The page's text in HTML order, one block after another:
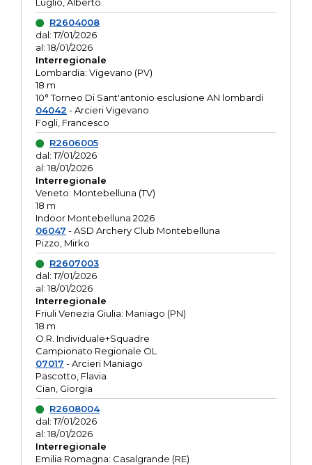
R2604008
dal: 17/01/2026
al: 18/01/2026
Interregionale
Lombardia: Vigevano (PV)
18 m
10° Torneo Di Sant'antonio esclusione AN lombardi
04042 - Arcieri Vigevano
Fogli, Francesco
R2606005
dal: 17/01/2026
al: 18/01/2026
Interregionale
Veneto: Montebelluna (TV)
18 m
Indoor Montebelluna 2026
06047 - ASD Archery Club Montebelluna
Pizzo, Mirko
R2607003
dal: 17/01/2026
al: 18/01/2026
Interregionale
Friuli Venezia Giulia: Maniago (PN)
18 m
O.R. Individuale+Squadre
Campionato Regionale OL
07017 - Arcieri Maniago
Pascotto, Flavia
Cian, Giorgia
R2608004
dal: 17/01/2026
al: 18/01/2026
Interregionale
Emilia Romagna: Casalgrande (RE)